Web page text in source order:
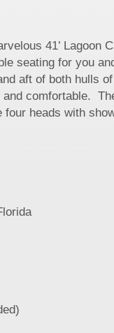
41’ Lagoon
seating for you
aft of both hulls
comfortable.
heads with